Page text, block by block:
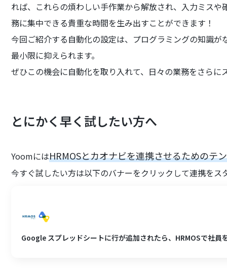
れば、これらの煩わしい手作業から解放され、入力ミス
務に集中できる貴重な時間を生み出すことができます！
今回ご紹介する自動化の設定は、プログラミングの知識
最小限に抑えられます。
ぜひこの機会に自動化を取り入れて、日々の業務をさらに
とにかく早く試したい方へ
YoomにはHRMOSとカオナビを連携させるためのテ
今すぐ試したい方は以下のバナーをクリックして連携をス
Google スプレッドシートに行が追加されたら、HRMOSで社員